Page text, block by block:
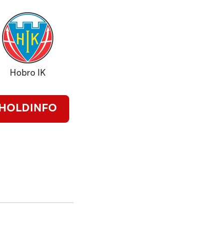
Hobro IK
HOLDINFO